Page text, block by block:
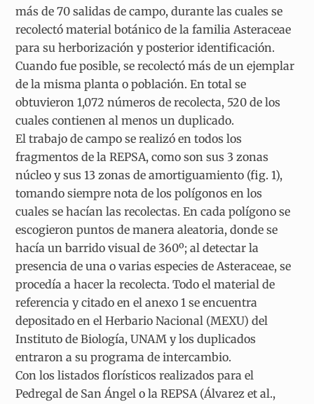
más de 70 salidas de campo, durante las cuales se
recolectó material botánico de la familia Asteraceae
para su herborización y posterior identificación.
Cuando fue posible, se recolectó más de un ejemplar
de la misma planta o población. En total se
obtuvieron 1,072 números de recolecta, 520 de los
cuales contienen al menos un duplicado.
El trabajo de campo se realizó en todos los
fragmentos de la REPSA, como son sus 3 zonas
núcleo y sus 13 zonas de amortiguamiento (fig. 1),
tomando siempre nota de los polígonos en los
cuales se hacían las recolectas. En cada polígono se
escogieron puntos de manera aleatoria, donde se
hacía un barrido visual de 360º; al detectar la
presencia de una o varias especies de Asteraceae, se
procedía a hacer la recolecta. Todo el material de
referencia y citado en el anexo 1 se encuentra
depositado en el Herbario Nacional (MEXU) del
Instituto de Biología, UNAM y los duplicados
entraron a su programa de intercambio.
Con los listados florísticos realizados para el
Pedregal de San Ángel o la REPSA (Álvarez et al.,